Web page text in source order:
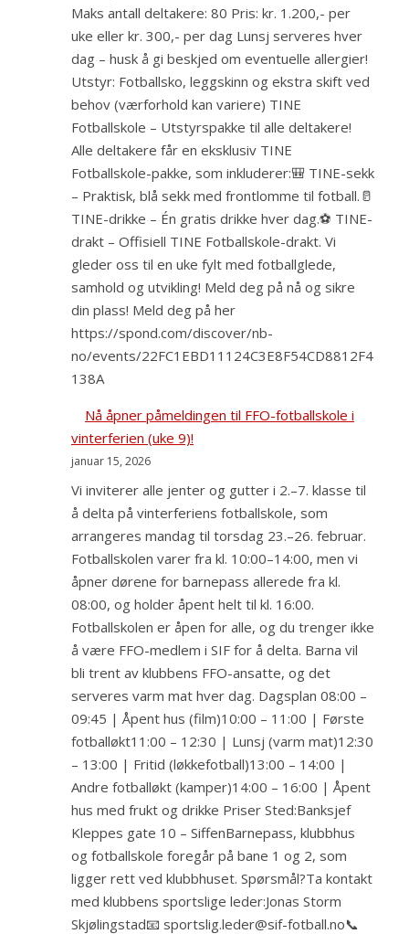
Maks antall deltakere: 80 Pris: kr. 1.200,- per
uke eller kr. 300,- per dag Lunsj serveres hver
dag – husk å gi beskjed om eventuelle allergier!
Utstyr: Fotballsko, leggskinn og ekstra skift ved
behov (værforhold kan variere) TINE
Fotballskole – Utstyrspakke til alle deltakere!
Alle deltakere får en eksklusiv TINE
Fotballskole-pakke, som inkluderer:🎒 TINE-sekk
– Praktisk, blå sekk med frontlomme til fotball.🥛
TINE-drikke – Én gratis drikke hver dag.⚽ TINE-
drakt – Offisiell TINE Fotballskole-drakt. Vi
gleder oss til en uke fylt med fotballglede,
samhold og utvikling! Meld deg på nå og sikre
din plass! Meld deg på her
https://spond.com/discover/nb-
no/events/22FC1EBD11124C3E8F54CD8812F4
138A
Nå åpner påmeldingen til FFO-fotballskole i
vinterferien (uke 9)!
januar 15, 2026
Vi inviterer alle jenter og gutter i 2.–7. klasse til
å delta på vinterferiens fotballskole, som
arrangeres mandag til torsdag 23.–26. februar.
Fotballskolen varer fra kl. 10:00–14:00, men vi
åpner dørene for barnepass allerede fra kl.
08:00, og holder åpent helt til kl. 16:00.
Fotballskolen er åpen for alle, og du trenger ikke
å være FFO-medlem i SIF for å delta. Barna vil
bli trent av klubbens FFO-ansatte, og det
serveres varm mat hver dag. Dagsplan 08:00 –
09:45 | Åpent hus (film)10:00 – 11:00 | Første
fotballøkt11:00 – 12:30 | Lunsj (varm mat)12:30
– 13:00 | Fritid (løkkefotball)13:00 – 14:00 |
Andre fotballøkt (kamper)14:00 – 16:00 | Åpent
hus med frukt og drikke Priser Sted:Banksjef
Kleppes gate 10 – SiffenBarnepass, klubbhus
og fotballskole foregår på bane 1 og 2, som
ligger rett ved klubbhuset. Spørsmål?Ta kontakt
med klubbens sportslige leder:Jonas Storm
Skjølingstad📧 sportslig.leder@sif-fotball.no📞